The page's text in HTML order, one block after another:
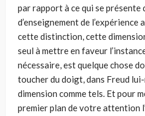
par rapport à ce qui se présente
d’enseignement de
cette distinction, cette
seul à mettre en faveur
nécessaire, est quel­que chose
toucher du doigt, dans Freud
dimension comme tels. Et pour
premier plan de votre attention